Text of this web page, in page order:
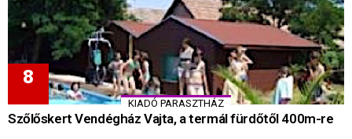
KIADÓ PARASZTHÁZ
Szőlőskert Vendégház Vajta, a termál fürdőtől 400m-re